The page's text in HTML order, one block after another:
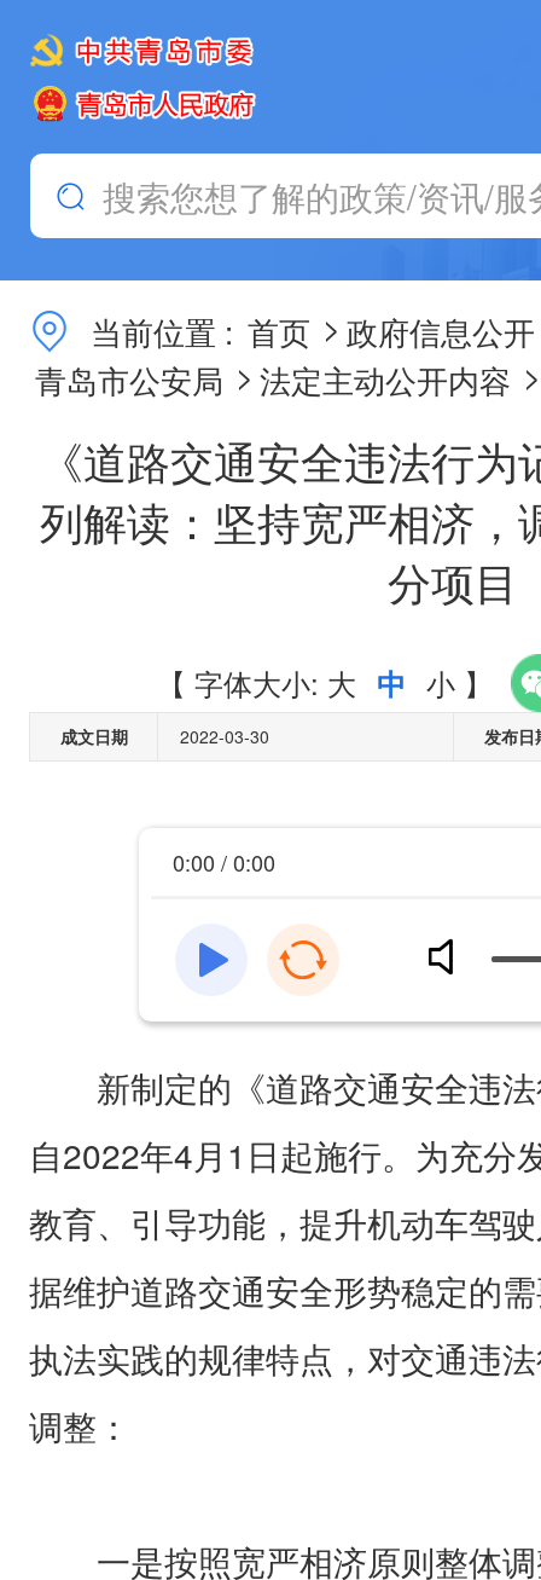
当前位置 : 首页 > 政府信息公开
青岛市公安局 > 法定主动公开内容 >
《道路交通安全违法行
列解读：坚持宽严相济，
分项目​
【 字体大小: 大 中 小 】
成文日期 2022-03-30 发布日
0:00 / 0:00
新制定的《道路交通安全违法
自2022年4月1日起施行。为充分
教育、引导功能，提升机动车驾
据维护道路交通安全形势稳定的
执法实践的规律特点，对交通违
调整：
一是按照宽严相济原则整体调